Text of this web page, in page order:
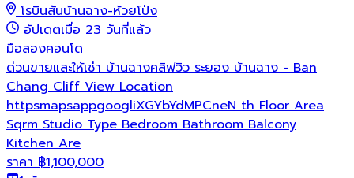
โรบินสันบ้านฉาง-ห้วยโป่ง
อัปเดตเมื่อ 23 วันที่แล้ว
มือสองคอนโด
ด่วนขายและให้เช่า บ้านฉางคลิฟวิว ระยอง บ้านฉาง - Ban
Chang Cliff View Location
httpsmapsappgoogliXGYbYdMPCneN th Floor Area
Sqrm Studio Type Bedroom Bathroom Balcony
Kitchen Are
ราคา ฿1,100,000